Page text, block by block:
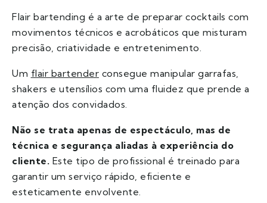
Flair bartending é a arte de preparar cocktails com
movimentos técnicos e acrobáticos que misturam
precisão, criatividade e entretenimento.
Um flair bartender consegue manipular garrafas,
shakers e utensílios com uma fluidez que prende a
atenção dos convidados.
Não se trata apenas de espectáculo, mas de
técnica e segurança aliadas à experiência do
cliente. Este tipo de profissional é treinado para
garantir um serviço rápido, eficiente e
esteticamente envolvente.